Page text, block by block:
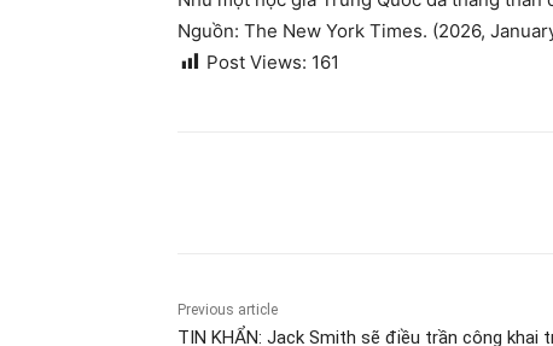
Nguồn: The New York Times. (2026,
Post Views: 161
Previous article
TIN KHẨN: Jack Smith sẽ điều trần công khai